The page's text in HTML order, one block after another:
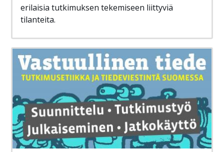
erilaisia tutkimuksen tekemiseen liittyviä
tilanteita.